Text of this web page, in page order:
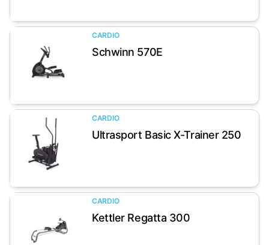
Artikel anzeigen
CARDIO
Schwinn 570E
Artikel anzeigen
CARDIO
Ultrasport Basic X-Trainer 250
Artikel anzeigen
CARDIO
Kettler Regatta 300